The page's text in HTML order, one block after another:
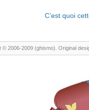
C’est quoi
© 2006-2009 (ghismo). Original